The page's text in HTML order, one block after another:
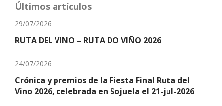
Últimos artículos
29/07/2026
RUTA DEL VINO – RUTA DO VIÑO 2026
24/07/2026
Crónica y premios de la Fiesta Final Ruta del
Vino 2026, celebrada en Sojuela el 21-jul-2026